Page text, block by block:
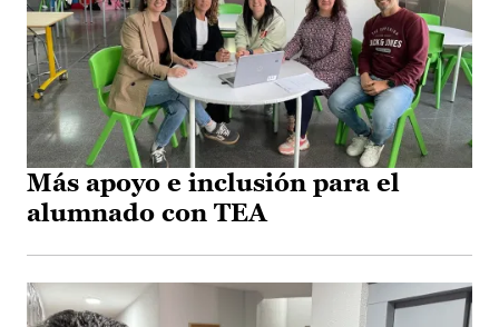
Más apoyo e inclusión para el
alumnado con TEA